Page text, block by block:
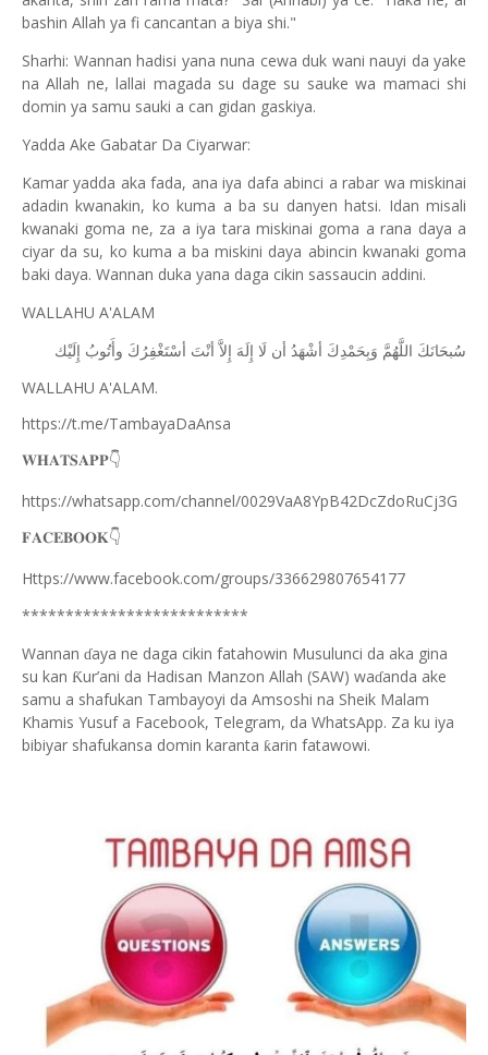
bashin Allah ya fi cancantan a biya shi."
Sharhi: Wannan hadisi yana nuna cewa duk wani nauyi da yake
na Allah ne, lallai magada su dage su sauke wa mamaci shi
domin ya samu sauki a can gidan gaskiya.
Yadda Ake Gabatar Da Ciyarwar:
Kamar yadda aka fada, ana iya dafa abinci a rabar wa miskinai
adadin kwanakin, ko kuma a ba su danyen hatsi. Idan misali
kwanaki goma ne, za a iya tara miskinai goma a rana daya a
ciyar da su, ko kuma a ba miskini daya abincin kwanaki goma
baki daya. Wannan duka yana daga cikin sassaucin addini.
WALLAHU A'ALAM
ﺳُﺒﺤَﺎﻧَﻚَ ﺍﻟﻠَّﻬُﻢَّ ﻭَﺑِﺤَﻤْﺪِﻙَ ﺃﺷْﻬَﺪُ ﺃﻥ ﻟَﺎ ﺇِﻟَﻪَ ﺇِﻻَّ ﺃﻧْﺖَ ﺃﺳْﺘَﻐْﻔِﺮُﻙَ ﻭﺃَﺗُﻮﺏُ ﺇِﻟَﻴْﻚ
WALLAHU A'ALAM.
https://t.me/TambayaDaAnsa
𝐖𝐇𝐀𝐓𝐒𝐀𝐏𝐏👇
https://whatsapp.com/channel/0029VaA8YpB42DcZdoRuCj3G
𝐅𝐀𝐂𝐄𝐁𝐎𝐎𝐊👇
Https://www.facebook.com/groups/336629807654177
**************************
Wannan ɗaya ne daga cikin fatahowin Musulunci da aka gina
su kan Ƙur’ani da Hadisan Manzon Allah (SAW) waɗanda ake
samu a shafukan Tambayoyi da Amsoshi na Sheik Malam
Khamis Yusuf a Facebook, Telegram, da WhatsApp. Za ku iya
bibiyar shafukansa domin karanta ƙarin fatawowi.